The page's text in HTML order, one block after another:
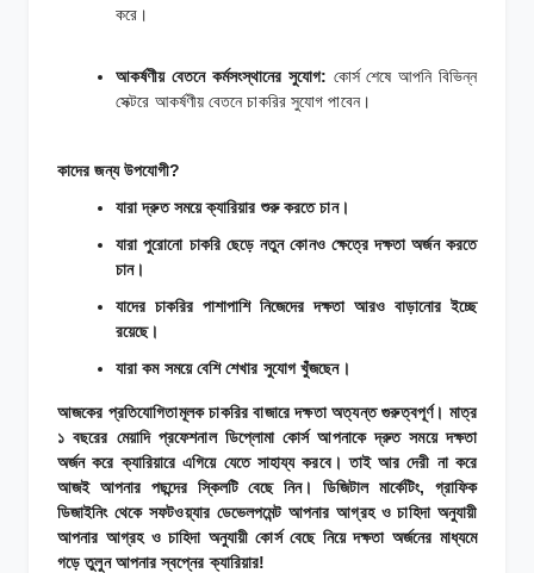
করে।
আকর্ষণীয় বেতনে কর্মসংস্থানের সুযোগ: কোর্স শেষে আপনি বিভিন্ন
সেক্টরে আকর্ষণীয় বেতনে চাকরির সুযোগ পাবেন।
কাদের জন্য উপযোগী?
যারা দ্রুত সময়ে ক্যারিয়ার শুরু করতে চান।
যারা পুরোনো চাকরি ছেড়ে নতুন কোনও ক্ষেত্রে দক্ষতা অর্জন করতে
চান।
যাদের চাকরির পাশাপাশি নিজেদের দক্ষতা আরও বাড়ানোর ইচ্ছে
রয়েছে।
যারা কম সময়ে বেশি শেখার সুযোগ খুঁজছেন।
আজকের প্রতিযোগিতামূলক চাকরির বাজারে দক্ষতা অত্যন্ত গুরুত্বপূর্ণ। মাত্র
১ বছরের মেয়াদি প্রফেশনাল ডিপ্লোমা কোর্স আপনাকে দ্রুত সময়ে দক্ষতা
অর্জন করে ক্যারিয়ারে এগিয়ে যেতে সাহায্য করবে। তাই আর দেরী না করে
আজই আপনার পছন্দের স্কিলটি বেছে নিন। ডিজিটাল মার্কেটিং, গ্রাফিক
ডিজাইনিং থেকে সফটওয়্যার ডেভেলপমেন্ট আপনার আগ্রহ ও চাহিদা অনুযায়ী
আপনার আগ্রহ ও চাহিদা অনুযায়ী কোর্স বেছে নিয়ে দক্ষতা অর্জনের মাধ্যমে
গড়ে তুলুন আপনার স্বপ্নের ক্যারিয়ার!